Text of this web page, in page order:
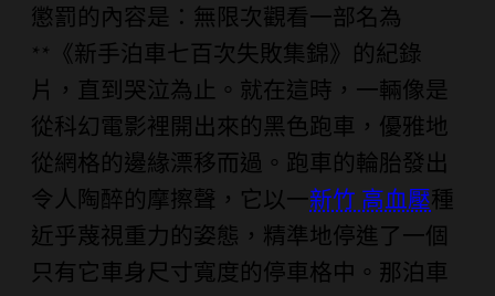
懲罰的內容是：無限次觀看一部名為
**《新手泊車七百次失敗集錦》的紀錄
片，直到哭泣為止。就在這時，一輛像是
從科幻電影裡開出來的黑色跑車，優雅地
從網格的邊緣漂移而過。跑車的輪胎發出
令人陶醉的摩擦聲，它以一新竹 高血壓種
近乎蔑視重力的姿態，精準地停進了一個
只有它車身尺寸寬度的停車格中。那泊車